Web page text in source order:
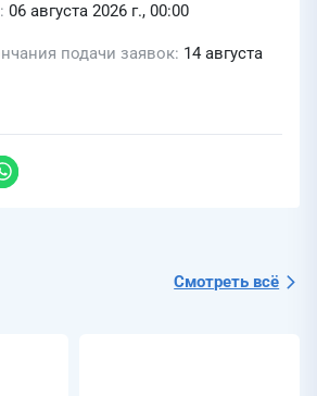
06 августа 2026 г., 00:00
подачи заявок 14 августа
Смотреть всё